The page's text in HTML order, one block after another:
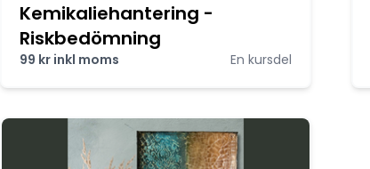
Kemikaliehantering -
Riskbedömning
99 kr inkl moms En kursdel